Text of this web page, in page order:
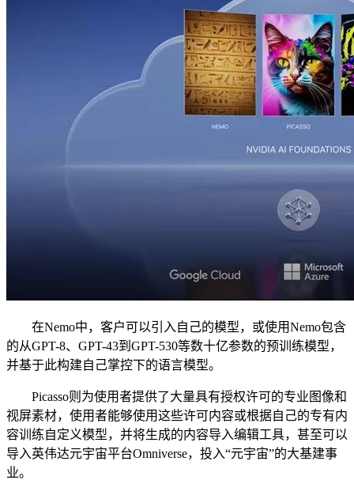
在Nemo中，客户可以引入自己的模型，或使用Nemo包含
的从GPT-8、GPT-43到GPT-530等数十亿参数的预训练模型，
并基于此构建自己掌控下的语言模型。
Picasso则为使用者提供了大量具有授权许可的专业图像和
视屏素材，使用者能够使用这些许可内容或根据自己的专有内
容训练自定义模型，并将生成的内容导入编辑工具，甚至可以
导入英伟达元宇宙平台Omniverse，投入“元宇宙”的大基建事
业。